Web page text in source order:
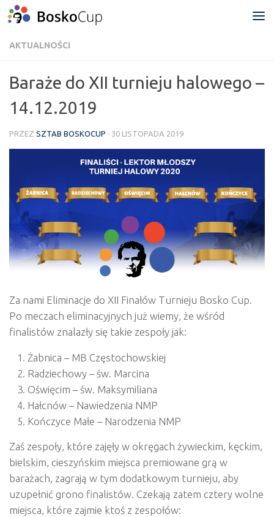
Przejdź do treści
AKTUALNOŚCI
Baraże do XII turnieju halowego –
14.12.2019
PRZEZ SZTAB BOSKOCUP · 30 LISTOPADA 2019
Za nami Eliminacje do XII Finałów Turnieju Bosko Cup.
Po meczach eliminacyjnych już wiemy, że wśród
finalistów znalazły się takie zespoły jak:
Żabnica – MB Częstochowskiej
Radziechowy – św. Marcina
Oświęcim – św. Maksymiliana
Hałcnów – Nawiedzenia NMP
Kończyce Małe – Narodzenia NMP
Zaś zespoły, które zajęły w okręgach żywieckim, kęckim,
bielskim, cieszyńskim miejsca premiowane grą w
barażach, zagrają w tym dodatkowym turnieju, aby
uzupełnić grono finalistów. Czekają zatem cztery wolne
miejsca, które zajmie ktoś z zespołów: